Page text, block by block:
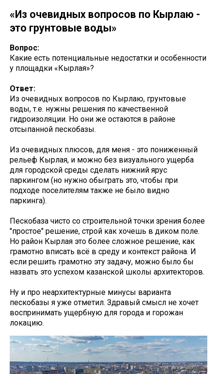
«Из очевидных вопросов по Кырлаю -
это грунтовые воды»
Вопрос:
Какие есть потенциальные недостатки и особенности
у площадки «Кырлая»?
Ответ:
Из очевидных вопросов по Кырлаю, грунтовые
воды, т.е. нужны решения по качественной
гидроизоляции. Но они же остаются в районе
отсыпанной пескобазы.
Из очевидных плюсов, для меня - это пониженный
рельеф Кырлая, и можно без визуального ущерба
для городской среды сделать нижний ярус
паркингом (но нужно обыграть это, чтобы при
подходе поселителям также не было видно
паркинга).
Пескобаза чисто со строительной точки зрения более
"простое" решение, строй как хочешь в диком поле.
Но район Кырлая это более сложное решение, как
грамотно вписать всё в среду и контекст района. И
если решить грамотно эту задачу, можно было бы
назвать это успехом казанской школы архитекторов.
Ну и про неархитектурные минусы варианта
пескобазы я уже отметил. Здравый смысл не хочет
воспринимать ущербную для города и горожан
локацию.